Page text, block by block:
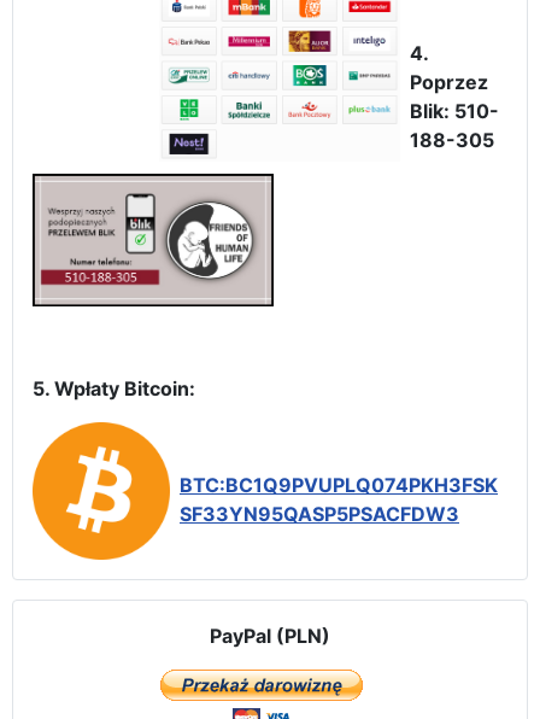
4.
Poprzez
Blik: 510-
188-305
5. Wpłaty Bitcoin:
BTC:BC1Q9PVUPLQ074PKH3FSK
SF33YN95QASP5PSACFDW3
PayPal (PLN)